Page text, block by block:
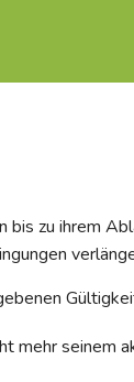
bis zu ihrem
mehr seinem